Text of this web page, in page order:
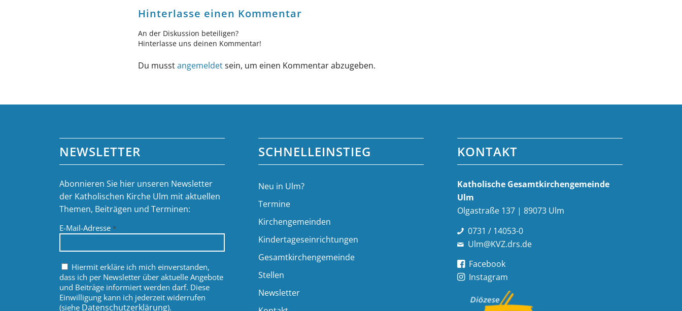
Hinterlasse einen Kommentar
An der Diskussion beteiligen?
Hinterlasse uns deinen Kommentar!
Du musstangemeldetsein, um einen Kommentar abzugeben.
NEWSLETTER
Abonnieren Sie hier unseren Newsletter
der Katholischen Kirche Ulm mit aktuellen
Themen, Beiträgen und Terminen:
E-Mail-Adresse*
Hiermit erkläre ich mich einverstanden,
dass ich per Newsletter über aktuelle Angebote
und Beiträge informiert werden darf. Diese
Einwilligung kann ich jederzeit widerrufen
(siehe Datenschutzerklärung).
SCHNELLEINSTIEG
Neu in Ulm?
Termine
Kirchengemeinden
Kindertageseinrichtungen
Gesamtkirchengemeinde
Stellen
Newsletter
KONTAKT
Katholische Gesamt­kirchen­gemeinde
Ulm
Olgastraße 137 | 89073 Ulm
0731 / 14053-0
Ulm@KVZ.drs.de
Facebook
Instagram